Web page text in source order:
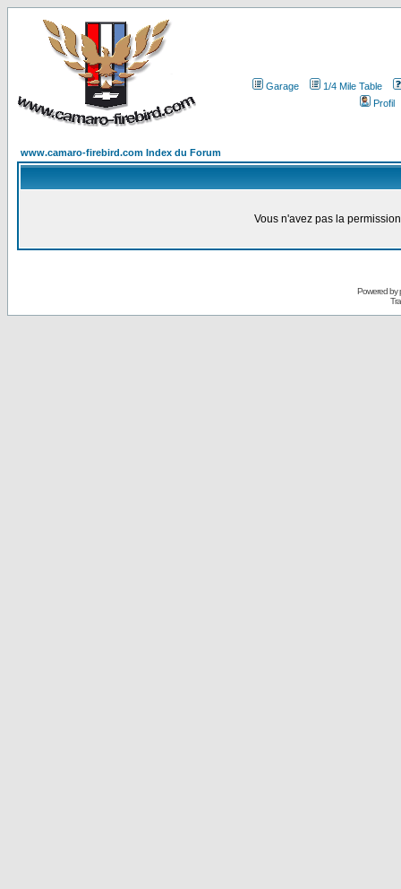
Garage
1/4 Mile Table
Profil
www.camaro-firebird.com Index du Forum
Vous n'avez pas la
Powered by